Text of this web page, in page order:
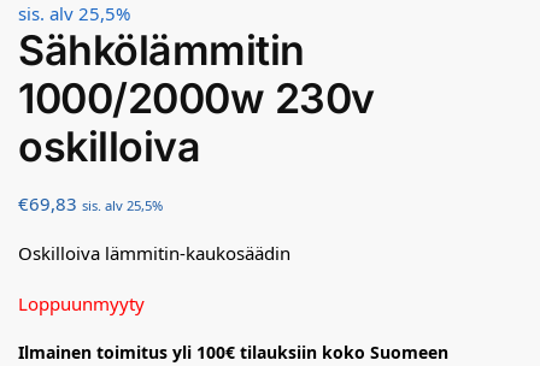
sis. alv 25,5%
Sähkölämmitin
1000/2000w 230v
oskilloiva
€69,83 sis. alv 25,5%
Oskilloiva lämmitin-kaukosäädin
Loppuunmyyty
Ilmainen toimitus yli 100€ tilauksiin koko Suomeen